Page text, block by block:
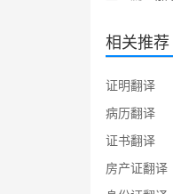
相关推荐
证明翻译
病历翻译
证书翻译
房产证翻译